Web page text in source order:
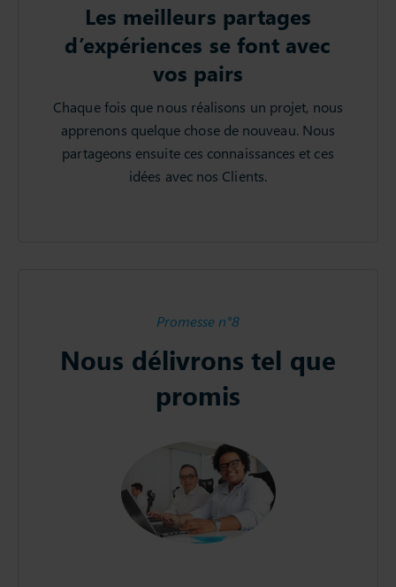
Les meilleurs partages
d’expériences se font avec
vos pairs
Chaque fois que nous réalisons un projet, nous
apprenons quelque chose de nouveau. Nous
partageons ensuite ces connaissances et ces
idées avec nos Clients.
Promesse n°8
Nous délivrons tel que
promis